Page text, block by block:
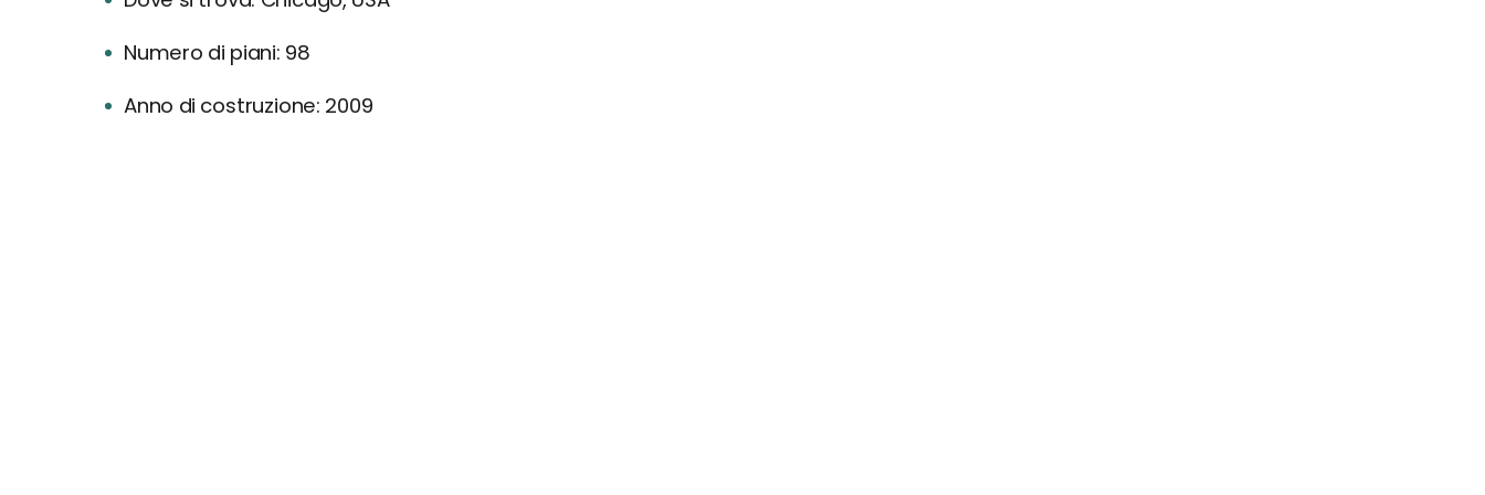
Numero di piani: 98
Anno di costruzione: 2009